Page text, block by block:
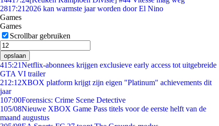
2817:21 2026 kan warmste jaar worden door El Nino
Games
Games
Scrollbar gebruiken
opslaan
415:21Netflix-abonnees krijgen exclusieve early access tot uitgebreide
GTA VI trailer
212:12XBOX platform krijgt zijn eigen "Platinum" achievements dit
jaar
107:00Forensics: Crime Scene Detective
105/08Nieuwe XBOX Game Pass titels voor de eerste helft van de
maand augustus